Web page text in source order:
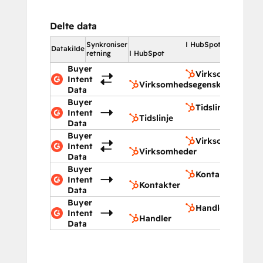
Delte data
Datakilde Synkroniser
retning
I HubSpot
I HubSpot
Buyer
Intent
Data
Virksomhedsegenskaber
Buyer
Intent
Data
Tidslinje
Tidslinje
Buyer
Intent
Data
Virksomheder
Virksomheder
Buyer
Intent
Data
Kontakter
Kontakter
Buyer
Intent
Data
Handler
Handler